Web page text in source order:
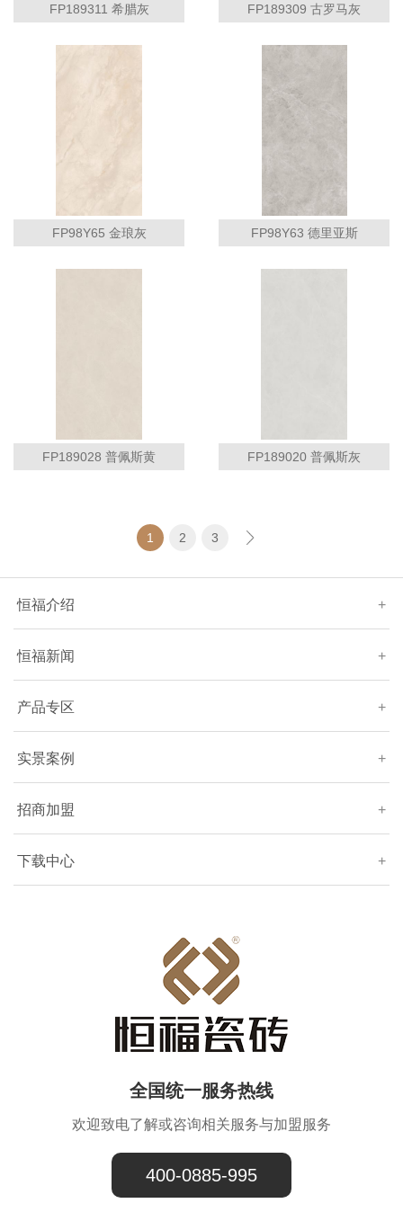
FP189311 希腊灰 FP189309 古罗马灰
FP98Y65 金琅灰 FP98Y63 德里亚斯
FP189028 普佩斯黄 FP189020 普佩斯灰
1 2 3
恒福介绍 +
恒福新闻 +
产品专区 +
实景案例 +
招商加盟 +
下载中心 +
全国统一服务热线
欢迎致电了解或咨询相关服务与加盟服务
400-0885-995